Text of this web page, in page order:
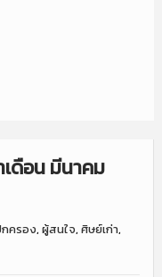
ดือน มีนาคม
ครอง, ผู้สนใจ, ศิษย์เก่า,